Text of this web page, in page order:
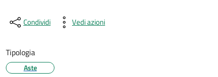
Condividi Vedi azioni
Tipologia
Aste